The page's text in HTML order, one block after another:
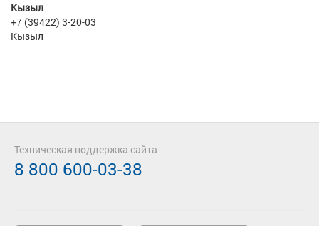
Кызыл
+7 (39422) 3-20-03
Кызыл
Техническая поддержка сайта
8 800 600-03-38